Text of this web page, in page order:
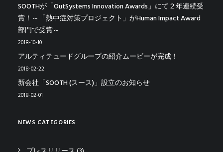
SOOTHが「OutSystems Innovation Awards」にて２年連続受
賞！～「熱中症対策プロジェクト」がHuman Impact Award
部門で受賞～
2018-10-10
アルティテュードグループの紹介ムービーが完成！
2018-02-22
新会社「SOOTH (スース)」設立のお知らせ
2018-02-01
NEWS CATEGORIES